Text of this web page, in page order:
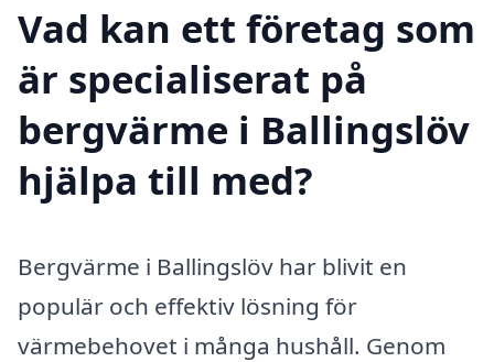
Vad kan ett företag som
är specialiserat på
bergvärme i Ballingslöv
hjälpa till med?
Bergvärme i Ballingslöv har blivit en
populär och effektiv lösning för
värmebehovet i många hushåll. Genom